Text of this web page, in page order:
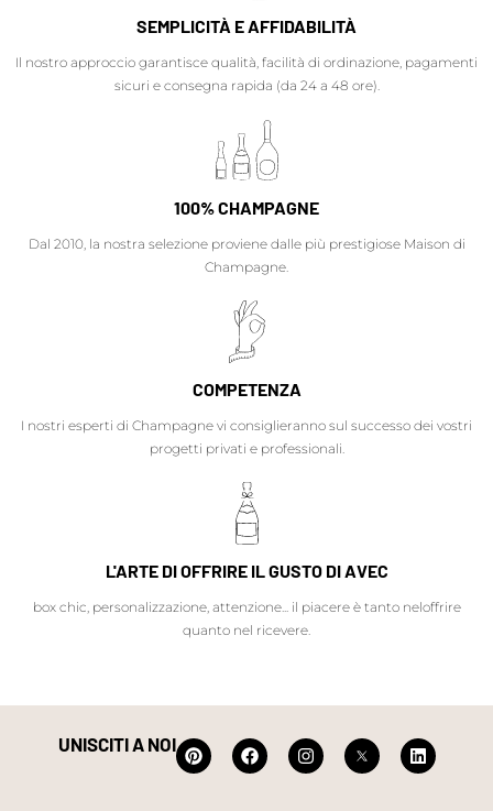
SEMPLICITÀ E AFFIDABILITÀ
Il nostro approccio garantisce qualità, facilità di ordinazione, pagamenti
sicuri e consegna rapida (da 24 a 48 ore).
100% CHAMPAGNE
Dal 2010, la nostra selezione proviene dalle più prestigiose Maison di
Champagne.
COMPETENZA
I nostri esperti di Champagne vi consiglieranno sul successo dei vostri
progetti privati e professionali.
L'ARTE DI OFFRIRE IL GUSTO DI AVEC
box chic, personalizzazione, attenzione... il piacere è tanto neloffrire
quanto nel ricevere.
UNISCITI A NOI